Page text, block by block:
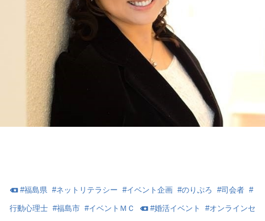
#福島県 #ネットリテラシー #イベント企画 #のりぷろ #司会者 #
行動心理士 #福島市 #イベントＭＣ #婚活イベント #オンラインセ